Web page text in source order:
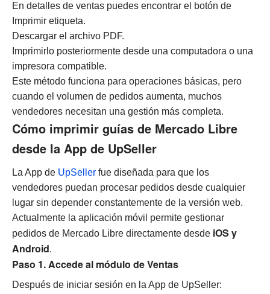
En detalles de ventas puedes encontrar el botón de
Imprimir etiqueta.
Descargar el archivo PDF.
Imprimirlo posteriormente desde una computadora o una
impresora compatible.
Este método funciona para operaciones básicas, pero
cuando el volumen de pedidos aumenta, muchos
vendedores necesitan una gestión más completa.
Cómo imprimir guías de Mercado Libre
desde la App de UpSeller
La App de UpSeller fue diseñada para que los
vendedores puedan procesar pedidos desde cualquier
lugar sin depender constantemente de la versión web.
Actualmente la aplicación móvil permite gestionar
pedidos de Mercado Libre directamente desde iOS y
Android.
Paso 1. Accede al módulo de Ventas
Después de iniciar sesión en la App de UpSeller: